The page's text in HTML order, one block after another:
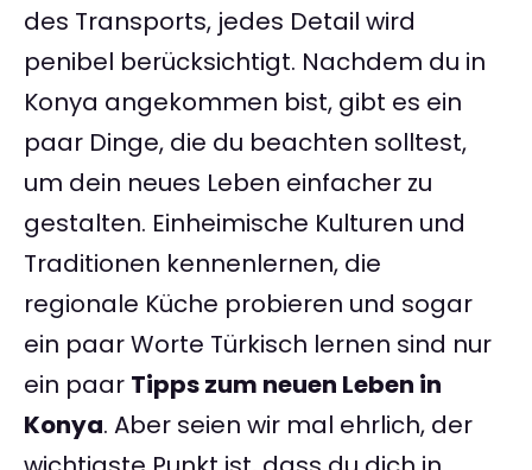
des Transports, jedes Detail wird
penibel berücksichtigt. Nachdem du in
Konya angekommen bist, gibt es ein
paar Dinge, die du beachten solltest,
um dein neues Leben einfacher zu
gestalten. Einheimische Kulturen und
Traditionen kennenlernen, die
regionale Küche probieren und sogar
ein paar Worte Türkisch lernen sind nur
ein paar Tipps zum neuen Leben in
Konya. Aber seien wir mal ehrlich, der